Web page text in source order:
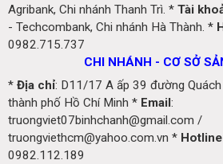
Agribank, Chi nhánh Thanh Trì. * Tài
- Techcombank, Chi nhánh Hà Thành. *
0982.715.737
CHI NHÁNH - CƠ SỞ
* Địa chỉ: D11/17 A ấp 39 đường
thành phố Hồ Chí Minh * Email:
truongviet07binhchanh@gmail.com /
truongviethcm@yahoo.com.vn *
0982.112.189